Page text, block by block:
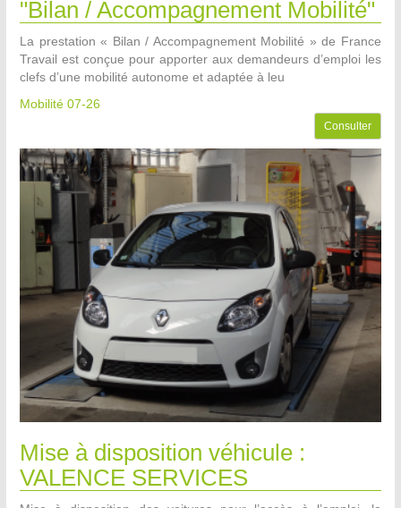
"Bilan / Accompagnement Mobilité"
La prestation « Bilan / Accompagnement Mobilité » de France
Travail est conçue pour apporter aux demandeurs d’emploi les
clefs d’une mobilité autonome et adaptée à leu
Mobilité 07-26
Consulter
Mise à disposition véhicule :
VALENCE SERVICES